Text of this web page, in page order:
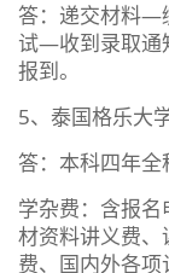
答：递交材料—
试—收到录取通
报到。
5、泰国格乐大
答：本科四年全
学杂费：含报
材资料讲义费
费、国内外各项